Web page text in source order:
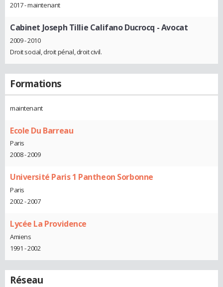
2017 - maintenant
Cabinet Joseph Tillie Califano Ducrocq - Avocat
2009 - 2010
Droit social, droit pénal, droit civil.
Formations
maintenant
Ecole Du Barreau
Paris
2008 - 2009
Université Paris 1 Pantheon Sorbonne
Paris
2002 - 2007
Lycée La Providence
Amiens
1991 - 2002
Réseau